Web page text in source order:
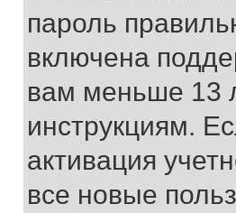
пароль
включена
вам меньше 13
инструкциям.
активация
все новые